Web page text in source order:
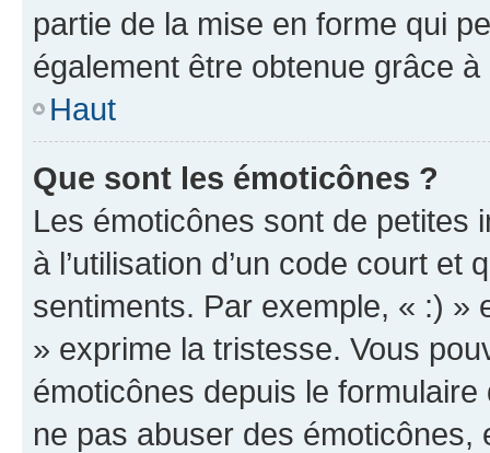
partie de la mise en forme qui
également être obtenue grâce à
Haut
Que sont les émoticônes ?
Les émoticônes sont de petites
à l’utilisation d’un code court et
sentiments. Par exemple, « :) »
» exprime la tristesse. Vous
émoticônes depuis le
ne pas abuser des